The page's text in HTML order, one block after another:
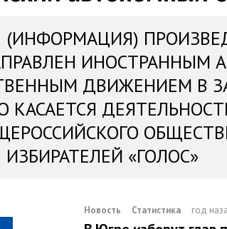
(ИНФОРМАЦИЯ)
ИНОСТРАННЫМ
ДВИЖЕНИЕМ В
КАСАЕТСЯ
«ГОЛОС»
Новость Статистика год